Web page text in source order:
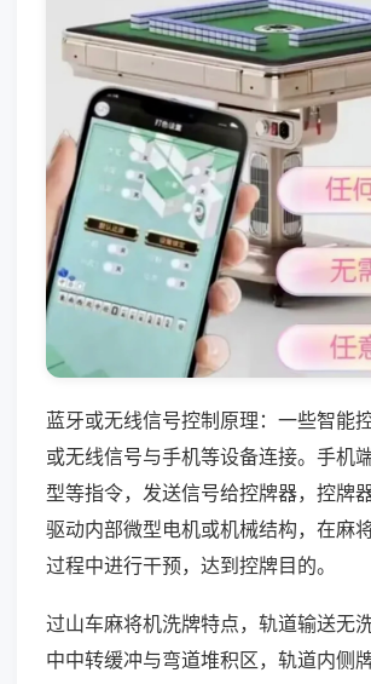
蓝牙或无线信号控制原理：一些智能
或无线信号与手机等设备连接。手机
型等指令，发送信号给控牌器，控牌
驱动内部微型电机或机械结构，在麻
过程中进行干预，达到控牌目的。
过山车麻将机洗牌特点，轨道输送无
中中转缓冲与弯道堆积区，轨道内侧